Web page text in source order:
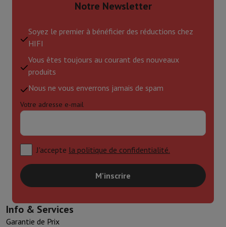
Notre Newsletter
Soyez le premier à bénéficier des réductions chez
HIFI
Vous êtes toujours au courant des nouveaux
produits
Nous ne vous enverrons jamais de spam
Votre adresse e-mail
J'accepte la politique de confidentialité.
M'inscrire
Info & Services
Garantie de Prix